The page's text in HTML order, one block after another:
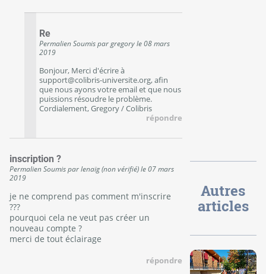
Autres
articles
Re
PermalienSoumis pargregoryle08 mars
2019
Bonjour, Merci d'écrire à
support@colibris-universite.org, afin
que nous ayons votre email et que nous
puissions résoudre le problème.
Cordialement, Gregory / Colibris
répondre
inscription ?
PermalienSoumis parlenaïg (non vérifié)le07 mars
2019
je ne comprend pas comment m'inscrire
???
pourquoi cela ne veut pas créer un
nouveau compte ?
merci de tout éclairage
répondre